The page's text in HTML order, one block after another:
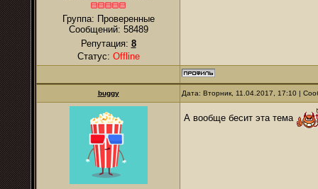
Группа: Проверенные
Сообщений: 58489
Репутация: 8
Статус: Offline
buggy Дата: Вторник, 11.04.2017, 17:10 |
А вообще бесит эта тема